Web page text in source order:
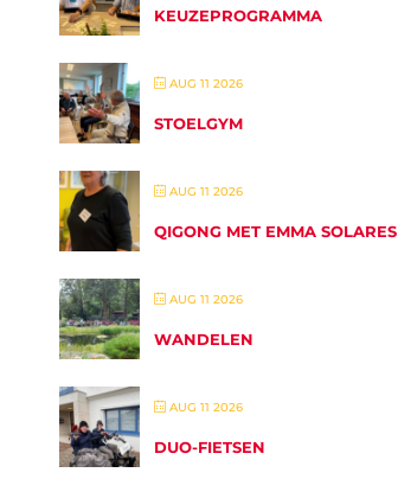
KEUZEPROGRAMMA
AUG 11 2026
STOELGYM
AUG 11 2026
QIGONG MET EMMA SOLARES
AUG 11 2026
WANDELEN
AUG 11 2026
DUO-FIETSEN